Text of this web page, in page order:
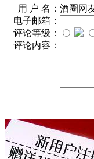
用 户 名： 酒圈网
电子邮箱：
评论等级：
评论内容：